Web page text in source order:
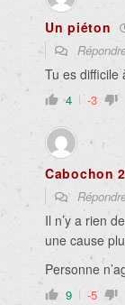
Un piéton
Tu es difficile
4 -3
Cabochon 2
Il n’y a rien
une cause
Personne
9 -5